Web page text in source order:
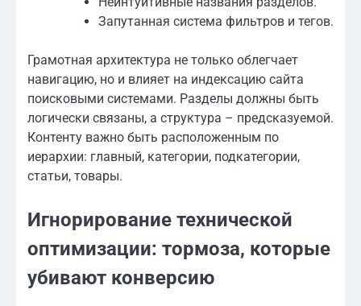
Запутанная система фильтров и тегов.
Грамотная архитектура не только облегчает
навигацию, но и влияет на индексацию сайта
поисковыми системами. Разделы должны быть
логически связаны, а структура – предсказуемой.
Контенту важно быть расположенным по
иерархии: главный, категории, подкатегории,
статьи, товары.
Игнорирование технической
оптимизации: тормоза, которые
убивают конверсию